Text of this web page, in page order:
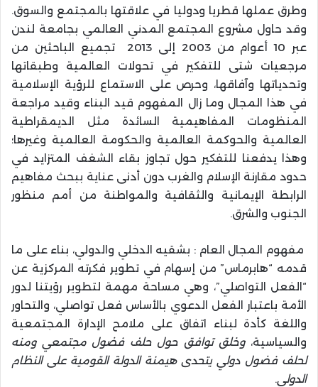
وطرق عملها قطريا ودوليا في علاقتها بالمجتمع والسوق.
وقد حاول مشروع المجتمع المدني العالمي بجامعة لندن
عبر 10 أعوام من 2003 إلى 2013 تجميع الباحثين من
مرجعيات شتى للتفكير في تحولات العالمية وطبقاتها
وتحدياتها وآفاقها، وحرص على الاستماع للرؤية الإسلامية
في هذا المجال وما زال المفهوم قيد البناء وقيد مراجعة
المنظومات المفاهيمية السائدة مثل الديمقراطية
العالمية والحوكمة العالمية والحكومة العالمية وغيرها؛
وهذا يدفعنا للتفكير حول تجاوز بقاء الشغف المتزايد في
حدود مقارنة الإسلام والغرب دون أدنى عناية ببحث مفاهيم
الرابطة الإيمانية والثقافية والمواطنة من أمم منظور
الجنوب والشرق.
مفهوم المجال العام : بشقيه الدخلي والدولي، بناء على ما
قدمه “هابرماس” من إسهام في تطوير فكرته المركزية عن
“الفعل التواصلي”، وهي مساحة مهمة لتطوير رؤيتنا لدور
الأمة باعتبار الفعل الدعوي بالأساس فعل تواصلي، والتحاور
واللغة كأدة لبناء اتفاق على ملامح الإدارة المجتمعية
والسياسية،وخلق توافق حول حلف فضول مجتمعي ومنه
لحلف فضول دولي يتحدى هيمنة الدولة القومية على النظام
الدولي.